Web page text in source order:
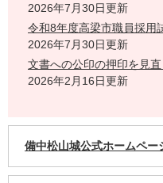
2026年7月30日更新
令和8年度高梁市職員採用
2026年7月30日更新
文書への公印の押印を見
2026年2月16日更新
備中松山城公式ホームペー